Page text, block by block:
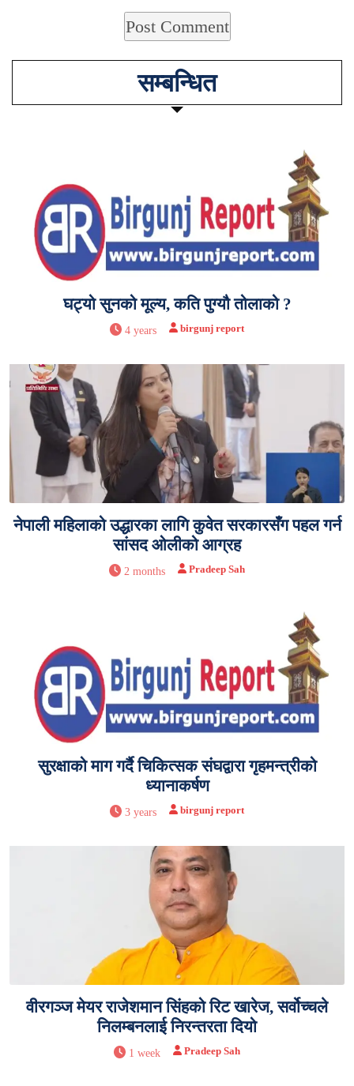
सम्बन्धित
घट्यो सुनको मूल्य, कति पुग्यौ तोलाको ?
4 years birgunj report
नेपाली महिलाको उद्धारका लागि कुवेत सरकारसँग पहल गर्न
सांसद ओलीको आग्रह
2 months Pradeep Sah
सुरक्षाको माग गर्दै चिकित्सक संघद्वारा गृहमन्त्रीको
ध्यानाकर्षण
3 years birgunj report
वीरगञ्ज मेयर राजेशमान सिंहको रिट खारेज, सर्वोच्चले
निलम्बनलाई निरन्तरता दियो
1 week Pradeep Sah